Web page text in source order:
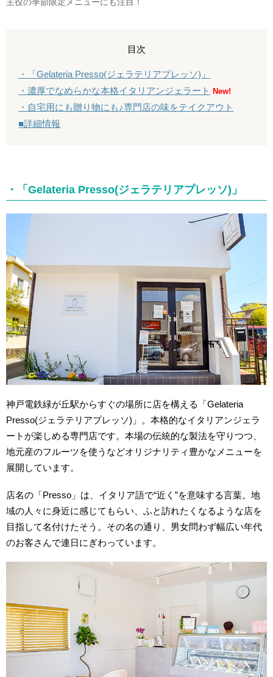
目次
・「Gelateria Presso(ジェラテリアプレッソ)」
・濃厚でなめらかな本格イタリアンジェラート New!
・自宅用にも贈り物にも♪専門店の味をテイクアウト
■詳細情報
・「Gelateria Presso(ジェラテリアプレッソ)」
神戸電鉄緑が丘駅からすぐの場所に店を構える「Gelateria
Presso(ジェラテリアプレッソ)」。本格的なイタリアンジェラ
ートが楽しめる専門店です。本場の伝統的な製法を守りつつ、
地元産のフルーツを使うなどオリジナリティ豊かなメニューを
展開しています。
店名の「Presso」は、イタリア語で“近く”を意味する言葉。地
域の人々に身近に感じてもらい、ふと訪れたくなるような店を
目指して名付けたそう。その名の通り、男女問わず幅広い年代
のお客さんで連日にぎわっています。